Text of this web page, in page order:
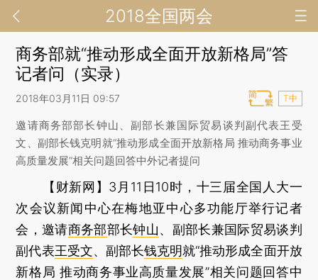
2018全国两会
商务部就“推动形成全面开放新格局”答
记者问（实录）
2018年03月11日 09:57 T中
邀请商务部部长钟山、副部长兼国际贸易谈判副代表王受
文、副部长钱克明就“推动形成全面开放新格局 推动商务事业
高质量发展”相关问题回答中外记者提问
【财新网】 3月11日10时，十三届全国人大一
次会议新闻中心在梅地亚中心多功能厅举行记者
会，邀请商务部部长钟山、副部长兼国际贸易谈判
副代表王受文、副部长钱克明就“推动形成全面开放
新格局 推动商务事业高质量发展”相关问题回答中